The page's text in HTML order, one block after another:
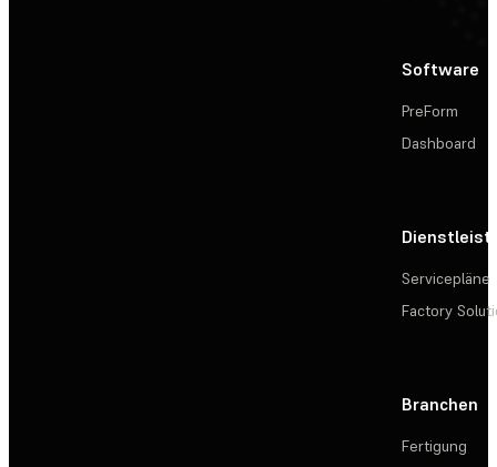
Software
PreForm
Dashboard
Servicepläne
Factory
Branchen
Fertigung